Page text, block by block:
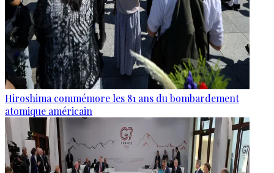
Hiroshima commémore les 81 ans du bombardement
atomique américain